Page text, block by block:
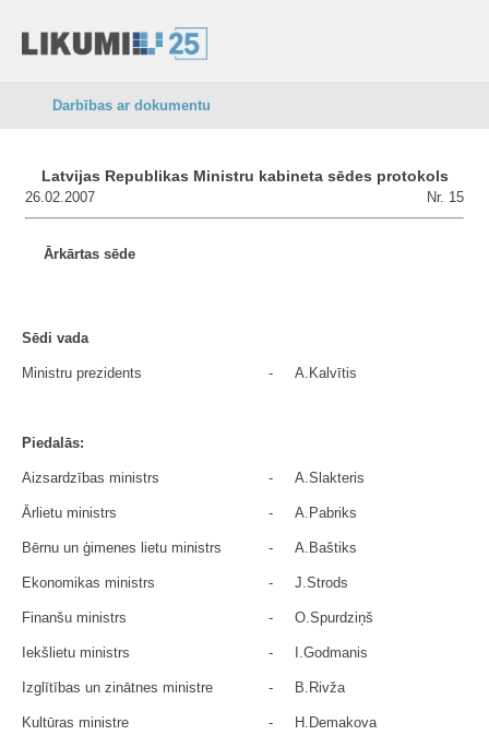
Darbības ar dokumentu
Latvijas Republikas Ministru kabineta sēdes protokols
26.02.2007 Nr. 15
Ārkārtas sēde
Sēdi vada
Ministru prezidents - A.Kalvītis
Piedalās:
Aizsardzības ministrs - A.Slakteris
Ārlietu ministrs - A.Pabriks
Bērnu un ģimenes lietu ministrs - A.Baštiks
Ekonomikas ministrs - J.Strods
Finanšu ministrs - O.Spurdziņš
Iekšlietu ministrs - I.Godmanis
Izglītības un zinātnes ministre - B.Rivža
Kultūras ministre - H.Demakova